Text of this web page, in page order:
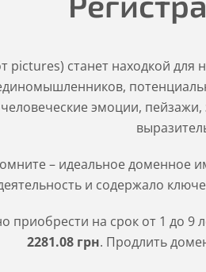
pictures) станет находкой
эмоции,
– идеальное доменное
и содержало
приобрести на срок от 1 до 9
2281.08 грн. Продлить